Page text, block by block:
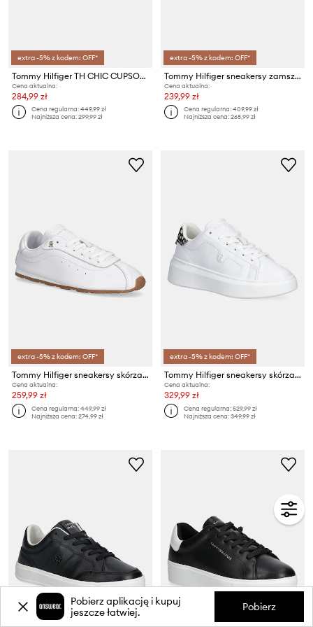
extra -5% z kodem: OFF*
Tommy Hilfiger TH CHIC CUPSOLE sneakersy damskie
Cena aktualna:
284,99 zł
Cena regularna:449,99 zł
Najniższa cena:299,99 zł
extra -5% z kodem: OFF*
Tommy Hilfiger sneakersy zamszowe TH HERITAGE COURT SNEAKER SUEDE
Cena aktualna:
239,99 zł
Cena regularna:409,99 zł
Najniższa cena:265,99 zł
extra -5% z kodem: OFF*
Tommy Hilfiger sneakersy skórzane TH LOW PROFILE RUNNER
Cena aktualna:
259,99 zł
Cena regularna:449,99 zł
Najniższa cena:274,99 zł
extra -5% z kodem: OFF*
Tommy Hilfiger sneakersy skórzane ANIMAL PRINT PLATFORM SNEAKER
Cena aktualna:
329,99 zł
Cena regularna:529,99 zł
Najniższa cena:349,99 zł
Pobierz aplikację i kupuj
jeszcze łatwiej.
Pobierz